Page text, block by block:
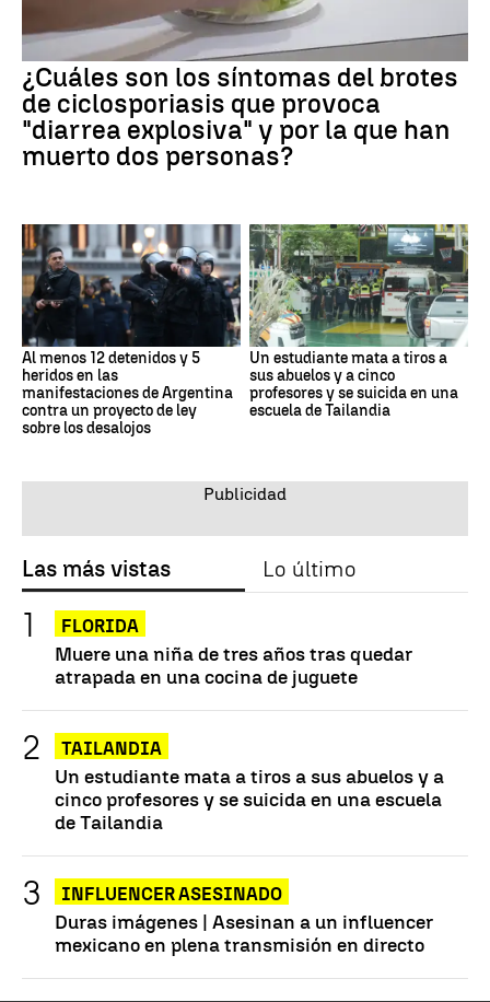
¿Cuáles son los síntomas del brotes
de ciclosporiasis que provoca
"diarrea explosiva" y por la que han
muerto dos personas?
Al menos 12 detenidos y 5
heridos en las
manifestaciones de Argentina
contra un proyecto de ley
sobre los desalojos
Un estudiante mata a tiros a
sus abuelos y a cinco
profesores y se suicida en una
escuela de Tailandia
Las más vistas Lo último
FLORIDA
Muere una niña de tres años tras quedar
atrapada en una cocina de juguete
TAILANDIA
Un estudiante mata a tiros a sus abuelos y a
cinco profesores y se suicida en una escuela
de Tailandia
INFLUENCER ASESINADO
Duras imágenes | Asesinan a un influencer
mexicano en plena transmisión en directo